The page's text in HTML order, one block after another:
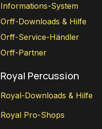
Informations-System
Orff-Downloads & Hilfe
Orff-Service-Händler
Orff-Partner
Royal Percussion
Royal-Downloads & Hilfe
Royal Pro-Shops